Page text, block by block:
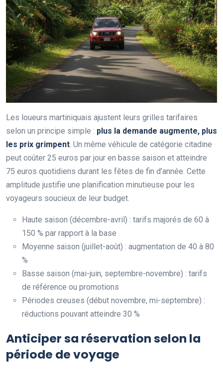
Les loueurs martiniquais ajustent leurs grilles tarifaires
selon un principe simple : plus la demande augmente, plus
les prix grimpent. Un même véhicule de catégorie citadine
peut coûter 25 euros par jour en basse saison et atteindre
75 euros quotidiens durant les fêtes de fin d’année. Cette
amplitude justifie une planification minutieuse pour les
voyageurs soucieux de leur budget.
Haute saison (décembre-avril) : tarifs majorés de 60 à
150 % par rapport à la base
Moyenne saison (juillet-août) : augmentation de 40 à 80
%
Basse saison (mai-juin, septembre-novembre) : tarifs
de référence ou promotions
Périodes creuses (début novembre, mi-septembre) :
réductions pouvant atteindre 30 %
Anticiper sa réservation selon la
période de voyage